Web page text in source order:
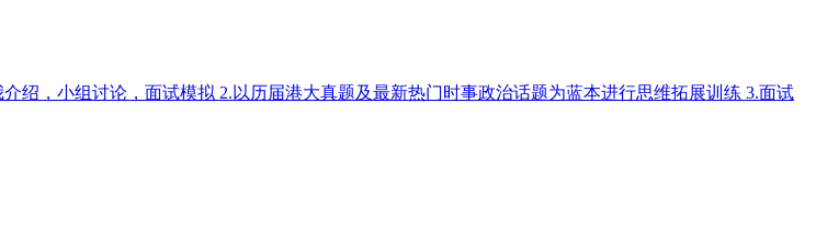
绍，小组讨论，面试模拟 2.以历届港大真题及最新热门时事政治话题为蓝本进行思维拓展训练 3.面试